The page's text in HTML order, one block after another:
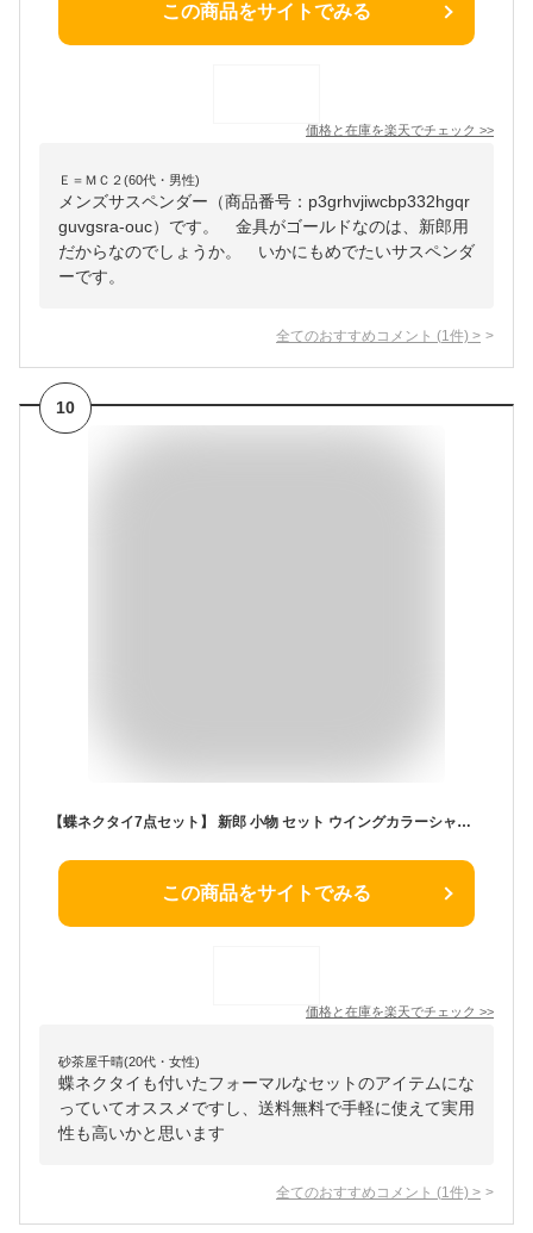
この商品をサイトでみる
価格と在庫を楽天でチェック >>
Ｅ＝ＭＣ２(60代・男性)
メンズサスペンダー（商品番号：p3grhvjiwcbp332hgqr
guvgsra-ouc）です。 金具がゴールドなのは、新郎用
だからなのでしょうか。 いかにもめでたいサスペンダ
ーです。
全てのおすすめコメント (1 件) >
10
【蝶ネクタイ7点セット】 新郎 小物 セット ウイングカラーシャツ 蝶ネクタイ ワイシャツ 礼装 サスペンダー アームバンド カフス チーフ 白手袋 フォーマル モーニング シャツ 結婚式 フォーマルセット タキシード 白 黒 あす楽 送料無料
この商品をサイトでみる
価格と在庫を楽天でチェック >>
砂茶屋千晴(20代・女性)
蝶ネクタイも付いたフォーマルなセットのアイテムにな
っていてオススメですし、送料無料で手軽に使えて実用
性も高いかと思います
全てのおすすめコメント (1 件) >